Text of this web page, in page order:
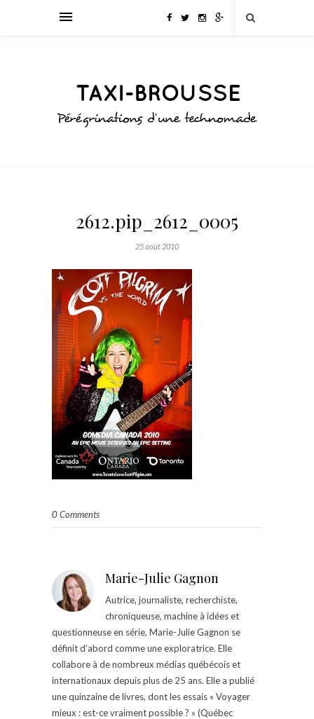
2612.pip_2612_0005
25 août 2010
0 Comments
Marie-Julie Gagnon
Autrice, journaliste, recherchiste,
chroniqueuse, machine à idées et
questionneuse en série, Marie-Julie Gagnon se
définit d’abord comme une exploratrice. Elle
collabore à de nombreux médias québécois et
internationaux depuis plus de 25 ans. Elle a publié
une quinzaine de livres, dont les essais « Voyager
mieux : est-ce vraiment possible ? » (Québec